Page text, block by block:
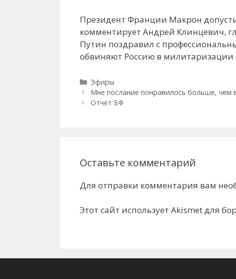
Президент Франции Макрон
комментирует Андрей Клинцевич,
Путин поздравил с
обвиняют Россию в милитаризации
Рубрики
Эфиры
Мне послание понравилось больше, чем
Отчёт БФ
Оставьте комментарий
Для отправки комментария вам
Этот сайт использует Akismet для